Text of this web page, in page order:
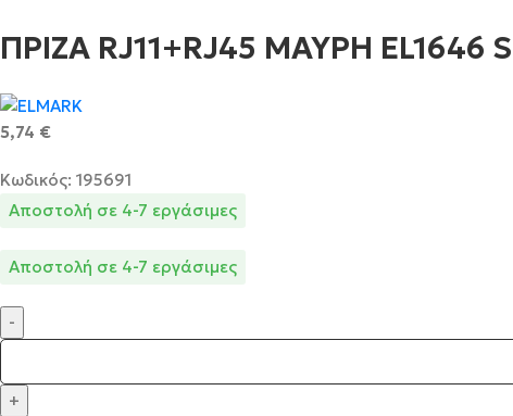
ΠΡΙΖΑ RJ11+RJ45 ΜΑΥΡΗ EL1646
5,74 €
Κωδικός: 195691
Αποστολή σε 4-7 εργάσιμες
Αποστολή σε 4-7 εργάσιμες